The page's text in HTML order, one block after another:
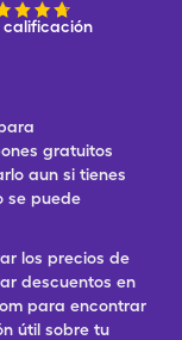
calificación
gratuitos
aun si tienes
se puede
los precios de
descuentos en
para encontrar
útil sobre tu